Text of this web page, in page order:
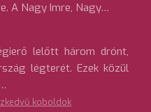
A Nagy Imre, Nagy…
lelőtt három drónt,
légterét. Ezek közül
koboldok